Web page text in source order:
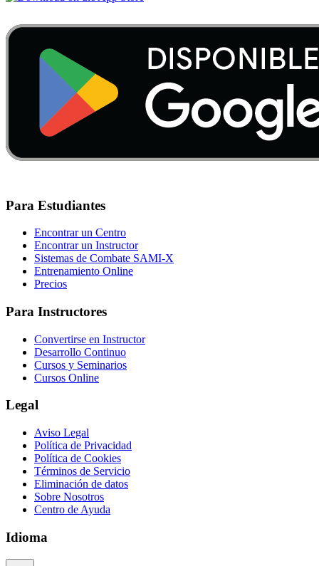
Para Estudiantes
Encontrar un Centro
Encontrar un Instructor
Sistemas de Combate SAMI-X
Entrenamiento Online
Precios
Para Instructores
Convertirse en Instructor
Desarrollo Continuo
Cursos y Seminarios
Cursos Online
Legal
Aviso Legal
Política de Privacidad
Política de Cookies
Términos de Servicio
Eliminación de datos
Sobre Nosotros
Centro de Ayuda
Idioma